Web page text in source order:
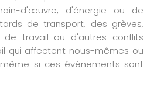
d'œuvre, d'énergie ou de
de transport, des grèves,
de travail ou d'autres conflits
qui affectent nous-mêmes ou
même si ces événements sont